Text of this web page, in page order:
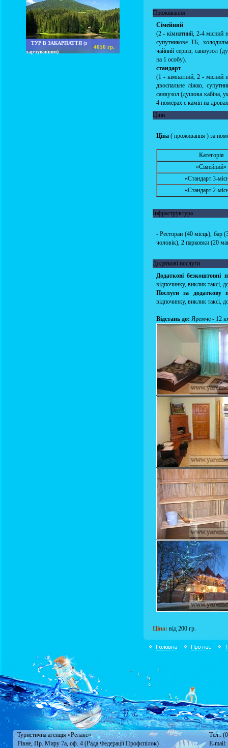
ТУР В ЗАКАРПАТТЯ (з
харчуванням)
4050 гр.
Проживання
Сімейний
(2 - кімнатний, 2-4 місний
супутникове ТБ,
чайний сервіз, санвузол
на 1 особу).
стандарт
(1 - кімнатний, 2 - місний
двоспальне ліжко,
санвузол (душова кабіна,
4 номерах є камін на
Ціни
Ціна( проживання ) за
Категорія
«Сімейний»
«Стандарт 3-
«Стандарт 2-
Інфраструктура
- Ресторан (40 місць), бар
чоловік), 2 парковки (20
Додаткові послуги
Додаткові безкоштовні
відпочинку, виклик таксі,
Послуги за додаткову
відпочинку, виклик таксі,
Відстань до: Яремче - 12
Ціна: від 200 гр.
Туристична агенція «Релакс»
Тел.:
Рівне, Пр. Миру 7а, оф. 4 (Рада Федерації Профспілок)
E-mail: